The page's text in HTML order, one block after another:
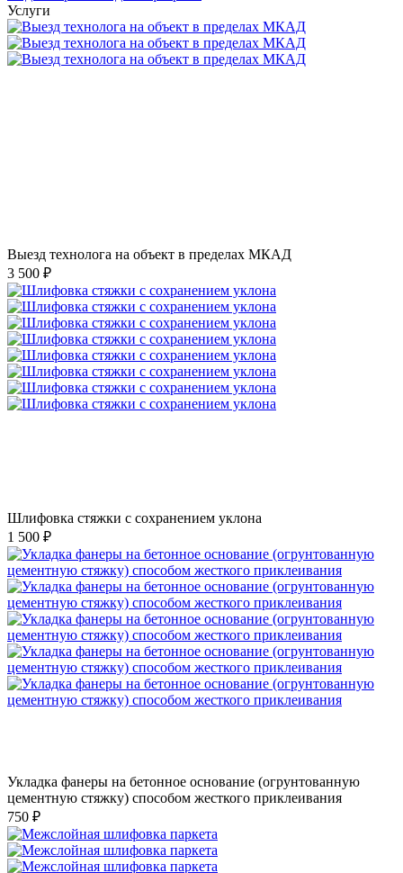
Услуги
Выезд технолога на объект в пределах МКАД
3 500 ₽
Шлифовка стяжки с сохранением уклона
1 500 ₽
Укладка фанеры на бетонное основание (огрунтованную
цементную стяжку) способом жесткого приклеивания
750 ₽